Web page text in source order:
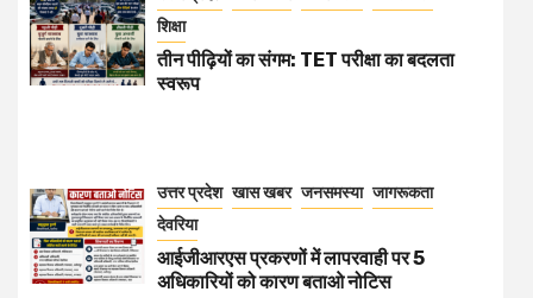
शिक्षा
तीन पीढ़ियों का संगम: TET परीक्षा का बदलता
स्वरूप
उत्तर प्रदेश खास खबर जनसमस्या जागरूकता
देवरिया
आईजीआरएस प्रकरणों में लापरवाही पर 5
अधिकारियों को कारण बताओ नोटिस